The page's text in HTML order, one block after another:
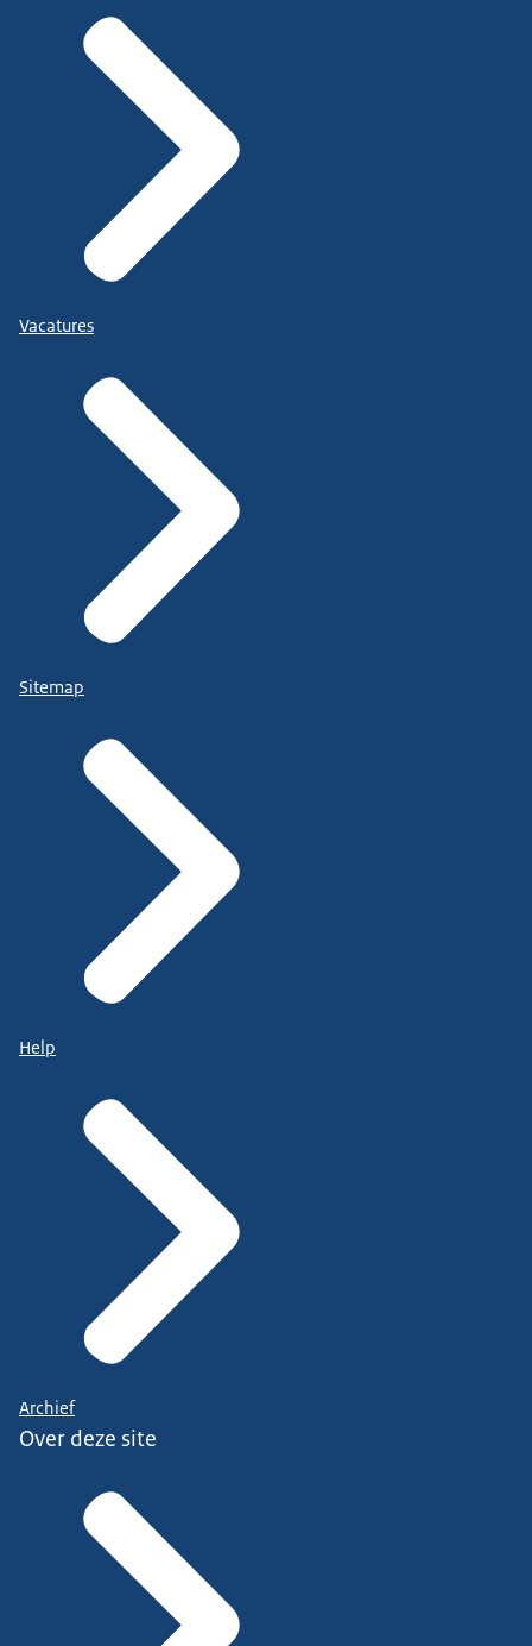
Vacatures
Sitemap
Help
Archief
Over deze site